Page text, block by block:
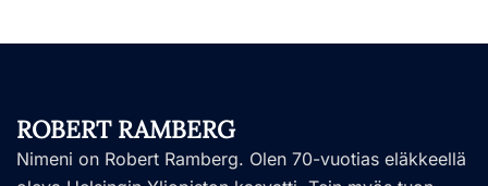
ROBERT RAMBERG
Nimeni on Robert Ramberg. Olen 70-vuotias eläkkeellä